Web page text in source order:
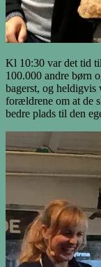
Kl 10:30 var det tid
100.000 andre børn
bagerst, og heldigvis
forældrene om at de
bedre plads til den